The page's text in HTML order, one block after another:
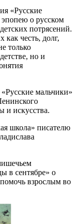
«Русские
о русском
потрясений.
честь, долг,
только
но и
мальчики»
и искусства.
школа» писателю
в сентябре» о
взрослым во